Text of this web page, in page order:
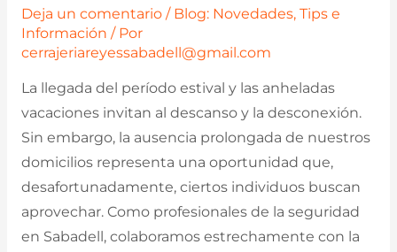
Deja un comentario / Blog: Novedades, Tips e
Información / Por
cerrajeriareyessabadell@gmail.com
La llegada del período estival y las anheladas
vacaciones invitan al descanso y la desconexión.
Sin embargo, la ausencia prolongada de nuestros
domicilios representa una oportunidad que,
desafortunadamente, ciertos individuos buscan
aprovechar. Como profesionales de la seguridad
en Sabadell, colaboramos estrechamente con la